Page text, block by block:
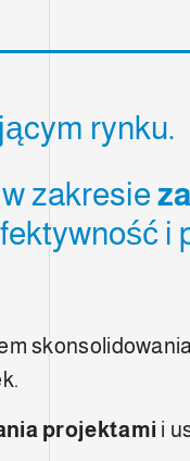
rynku.
zakresie
projektami i